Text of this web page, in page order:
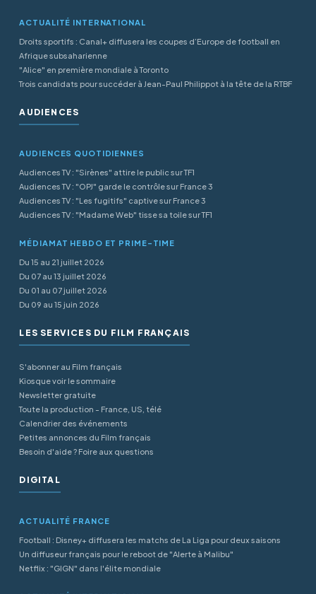
ACTUALITÉ INTERNATIONAL
Droits sportifs : Canal+ diffusera les coupes d’Europe de football en
Afrique subsaharienne
"Alice" en première mondiale à Toronto
Trois candidats pour succéder à Jean-Paul Philippot à la tête de la RTBF
AUDIENCES
AUDIENCES QUOTIDIENNES
Audiences TV : "Sirènes" attire le public sur TF1
Audiences TV : "OPJ" garde le contrôle sur France 3
Audiences TV : "Les fugitifs" captive sur France 3
Audiences TV : "Madame Web" tisse sa toile sur TF1
MÉDIAMAT HEBDO ET PRIME-TIME
Du 15 au 21 juillet 2026
Du 07 au 13 juillet 2026
Du 01 au 07 juillet 2026
Du 09 au 15 juin 2026
LES SERVICES DU FILM FRANÇAIS
S'abonner au Film français
Kiosque voir le sommaire
Newsletter gratuite
Toute la production - France, US, télé
Calendrier des événements
Petites annonces du Film français
Besoin d'aide ? Foire aux questions
DIGITAL
ACTUALITÉ FRANCE
Football : Disney+ diffusera les matchs de La Liga pour deux saisons
Un diffuseur français pour le reboot de "Alerte à Malibu"
Netflix : "GIGN" dans l'élite mondiale